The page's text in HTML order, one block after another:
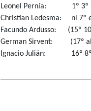
Leonel Pernía: 1º 3º
Christian Ledesma: nl 7º
Facundo Ardusso: (15º
German Sirvent: (17º ab
Ignacio Julián: 16º 8º